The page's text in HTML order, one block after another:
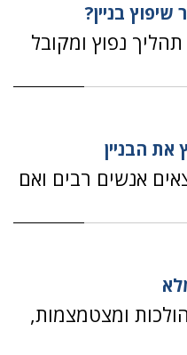
בניין?
נפוץ ומקובל
הבניין
אנשים רבים ואם
ומצטמצמות,